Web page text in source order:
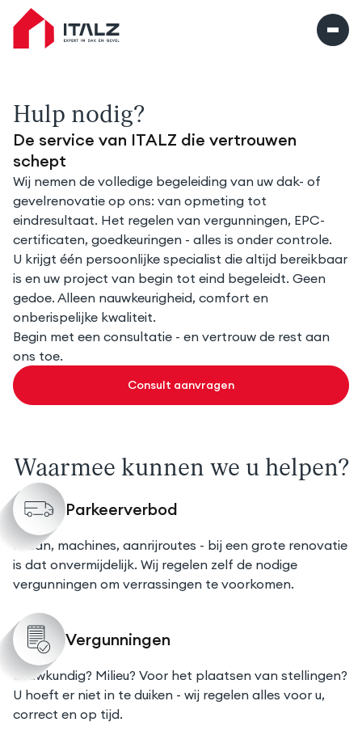
Italz home
De service van ITALZ die vertrouwen
schept
Wij nemen de volledige begeleiding van uw dak- of
gevelrenovatie op ons: van opmeting tot
eindresultaat. Het regelen van vergunningen, EPC-
certificaten, goedkeuringen - alles is onder controle.
U krijgt één persoonlijke specialist die altijd bereikbaar
is en uw project van begin tot eind begeleidt. Geen
gedoe. Alleen nauwkeurigheid, comfort en
onberispelijke kwaliteit.
Begin met een consultatie - en vertrouw de rest aan
ons toe.
Consult aanvragen
Hulp nodig?
Waarmee kunnen we u helpen?
Parkeerverbod
Kraan, machines, aanrijroutes - bij een grote renovatie
is dat onvermijdelijk. Wij regelen zelf de nodige
vergunningen om verrassingen te voorkomen.
Vergunningen
Bouwkundig? Milieu? Voor het plaatsen van stellingen?
U hoeft er niet in te duiken - wij regelen alles voor u,
correct en op tijd.